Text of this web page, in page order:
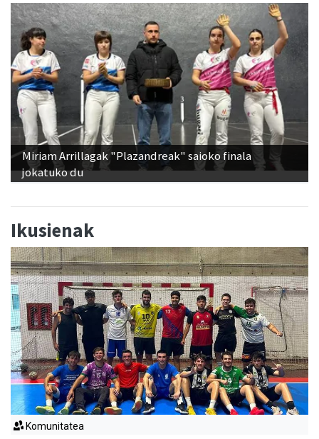
Miriam Arrillagak "Plazandreak" saioko finala
jokatuko du
Ikusienak
Komunitatea